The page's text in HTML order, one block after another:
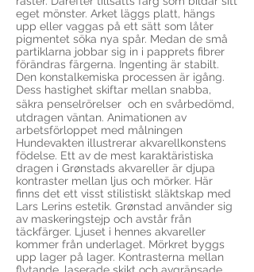
eget mönster. Arket läggs platt, hängs
upp eller vaggas på ett sätt som låter
pigmentet söka nya spår. Medan de små
partiklarna jobbar sig in i papprets fibrer
förändras färgerna. Ingenting är stabilt.
Den konstalkemiska processen är igång.
Dess hastighet skiftar mellan snabba,
säkra penselrörelser och en svårbedömd,
utdragen väntan. Animationen av
arbetsförloppet med målningen
Hundevakten illustrerar akvarellkonstens
födelse. Ett av de mest karaktäristiska
dragen i Grønstads akvareller är djupa
kontraster mellan ljus och mörker. Här
finns det ett visst stilistiskt släktskap med
Lars Lerins estetik. Grønstad använder sig
av maskeringstejp och avstår från
täckfärger. Ljuset i hennes akvareller
kommer från underlaget. Mörkret byggs
upp lager på lager. Kontrasterna mellan